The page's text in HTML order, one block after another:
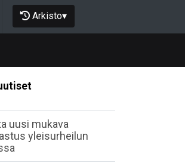
Arkisto▾
uusi mukava
yleisurheilun